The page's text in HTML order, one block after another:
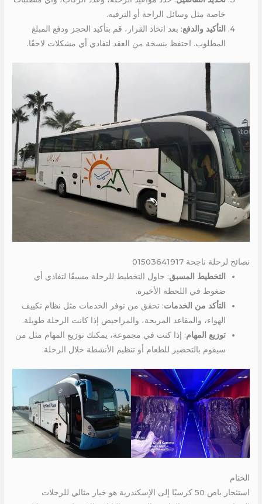
خاصة مثل وسائل الراحة أو الترفيه.
التأكيد والدفع: بعد اتخاذ القرار، قم بتأكيد الحجز ودفع المبلغ
المطلوب. احتفظ بنسخة من العقد لتفادي أي مشكلات لاحقًا.
نصائح لرحلة ناجحة 01503641917
التخطيط المسبق: حاول التخطيط للرحلة مسبقًا لتفادي أي
ضغوط في اللحظة الأخيرة.
التأكد من الخدمات: تحقق من توفر الخدمات مثل نظام تكييف
الهواء، والمقاعد المريحة، والمراحيض إذا كانت الرحلة طويلة.
توزيع المهام: إذا كنت في مجموعة، يمكنك توزيع المهام مثل من
سيقوم بالتحضير للطعام أو تنظيم الأنشطة خلال الرحلة.
الختام
استئجار باص 50 كرسيًا إلى الإسكندرية هو خيار مثالي للرحلات